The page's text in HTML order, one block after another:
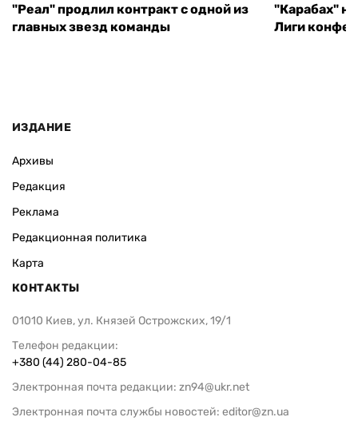
"Реал" продлил контракт с одной из
главных звезд команды
"Карабах"
Лиги
ИЗДАНИЕ
Архивы
Редакция
Реклама
Редакционная политика
Карта
КОНТАКТЫ
01010 Киев, ул. Князей Острожских, 19/1
Телефон редакции:
+380 (44) 280-04-85
Электронная почта редакции: zn94@ukr.net
Электронная почта службы новостей: editor@zn.ua